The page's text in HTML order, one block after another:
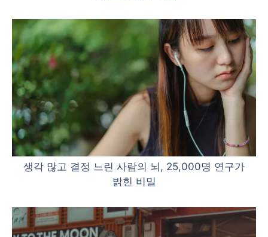
생각 많고 결정 느린 사람의 뇌, 25,000명 연구가
밝힌 비밀